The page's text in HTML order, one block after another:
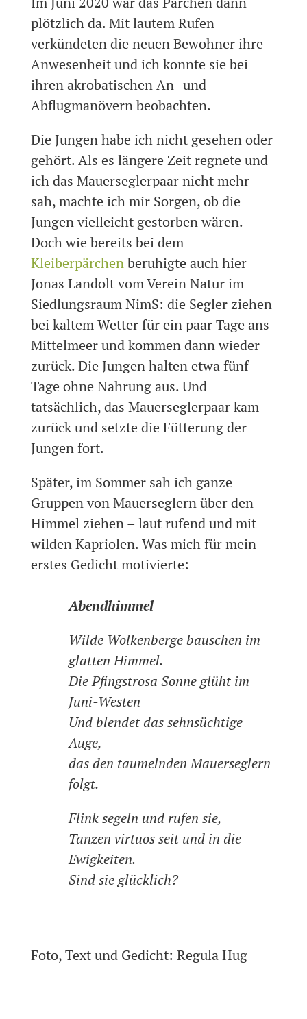
plötzlich da. Mit lautem Rufen
verkündeten die neuen Bewohner ihre
Anwesenheit und ich konnte sie bei
ihren akrobatischen An- und
Abflugmanövern beobachten.
Die Jungen habe ich nicht gesehen oder
gehört. Als es längere Zeit regnete und
ich das Mauerseglerpaar nicht mehr
sah, machte ich mir Sorgen, ob die
Jungen vielleicht gestorben wären.
Doch wie bereits bei dem
Kleiberpärchenberuhigte auch hier
Jonas Landolt vom Verein Natur im
Siedlungsraum NimS: die Segler ziehen
bei kaltem Wetter für ein paar Tage ans
Mittelmeer und kommen dann wieder
zurück. Die Jungen halten etwa fünf
Tage ohne Nahrung aus. Und
tatsächlich, das Mauerseglerpaar kam
zurück und setzte die Fütterung der
Jungen fort.
Später, im Sommer sah ich ganze
Gruppen von Mauerseglern über den
Himmel ziehen – laut rufend und mit
wilden Kapriolen. Was mich für mein
erstes Gedicht motivierte:
Abendhimmel
Wilde Wolkenberge bauschen im
glatten Himmel.
Die Pfingstrosa Sonne glüht im
Juni-Westen
Und blendet das sehnsüchtige
Auge,
das den taumelnden Mauerseglern
folgt.
Flink segeln und rufen sie,
Tanzen virtuos seit und in die
Ewigkeiten.
Sind sie glücklich?
Foto, Text und Gedicht: Regula Hug